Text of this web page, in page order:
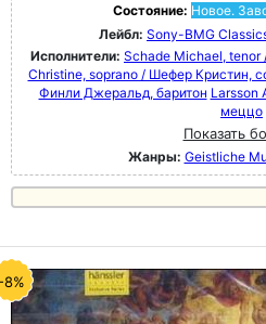
Состояние: Новое.
Лейбл: Sony-BMG
Исполнители: Schade Michael,
Christine, soprano / Шефер Кристин,
Финли Джеральд, баритон Larsson
меццо
Показать
Жанры: Geistliche
8%